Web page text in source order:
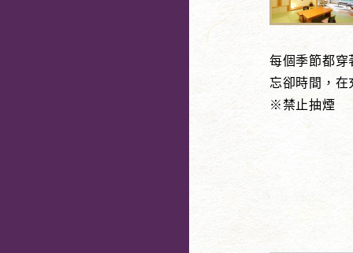
每個季節都穿
忘卻時間，在
※禁止抽煙